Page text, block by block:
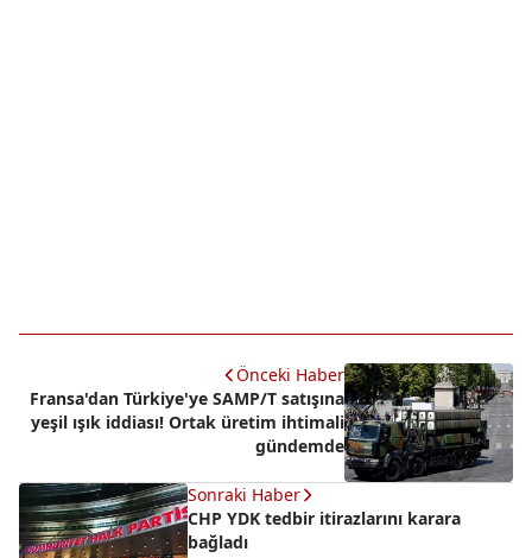
Önceki Haber
Fransa'dan Türkiye'ye SAMP/T satışına
yeşil ışık iddiası! Ortak üretim ihtimali
gündemde
Sonraki Haber
CHP YDK tedbir itirazlarını karara
bağladı